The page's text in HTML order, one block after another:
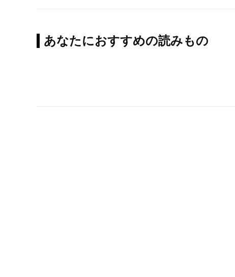
あなたにおすすめの読みもの